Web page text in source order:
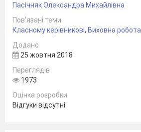
Пасічняк Олександра Михайлівна
Пов’язані теми
Класному керівникові, Виховна робота
Додано
25 жовтня 2018
Переглядів
1973
Оцінка розробки
Відгуки відсутні